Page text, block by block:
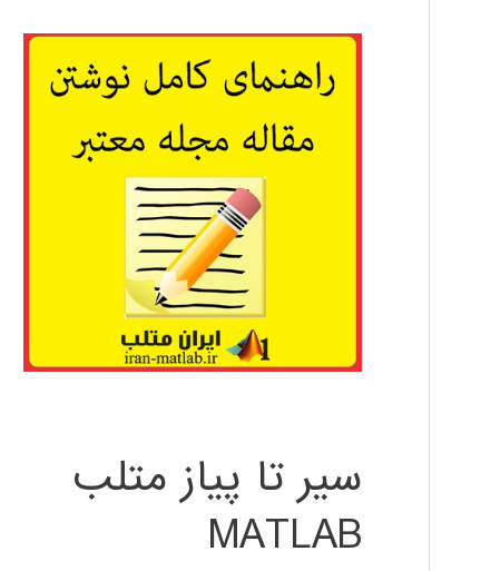
سیر تا پیاز متلب
MATLAB